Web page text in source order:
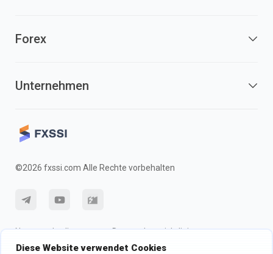
Diese Website verwendet Cookies
Forex
Unternehmen
©2026 fxssi.com Alle Rechte vorbehalten
Nutzungsbedingungen
Datenschutzrichtlinie
Risikohinweis
Cookie-Richtlinie